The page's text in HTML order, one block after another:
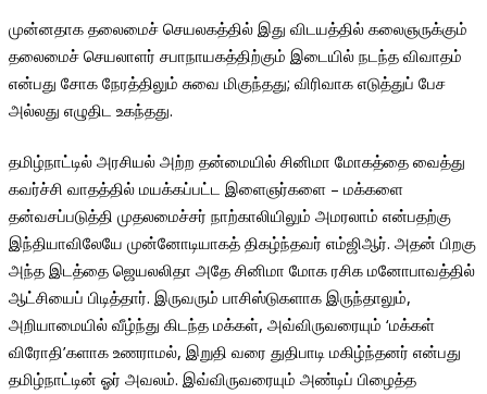
முன்னதாக தலைமைச் செயலகத்தில் இது விடயத்தில் கலைஞருக்கும்
தலைமைச் செயலாளர் சபாநாயகத்திற்கும் இடையில் நடந்த விவாதம்
என்பது சோக நேரத்திலும் சுவை மிகுந்தது; விரிவாக எடுத்துப் பேச
அல்லது எழுதிட உகந்தது.
தமிழ்நாட்டில் அரசியல் அற்ற தன்மையில் சினிமா மோகத்தை வைத்து
கவர்ச்சி வாதத்தில் மயக்கப்பட்ட இளைஞர்களை – மக்களை
தன்வசப்படுத்தி முதலமைச்சர் நாற்காலியிலும் அமரலாம் என்பதற்கு
இந்தியாவிலேயே முன்னோடியாகத் திகழ்ந்தவர் எம்ஜிஆர். அதன் பிறகு
அந்த இடத்தை ஜெயலலிதா அதே சினிமா மோக ரசிக மனோபாவத்தில்
ஆட்சியைப் பிடித்தார். இருவரும் பாசிஸ்டுகளாக இருந்தாலும்,
அறியாமையில் வீழ்ந்து கிடந்த மக்கள், அவ்விருவரையும் ‘மக்கள்
விரோதி’களாக உணராமல், இறுதி வரை துதிபாடி மகிழ்ந்தனர் என்பது
தமிழ்நாட்டின் ஓர் அவலம். இவ்விருவரையும் அண்டிப் பிழைத்த